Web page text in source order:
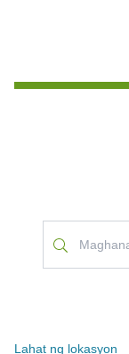
Lahat ng lokasyon